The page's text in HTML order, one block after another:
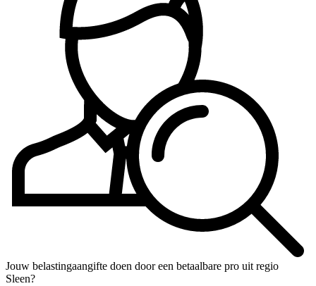
Jouw belastingaangifte doen door een betaalbare pro uit regio
Sleen?